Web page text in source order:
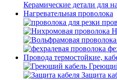
Керамические детали для
Нагревательная проволока
Провода термостойкие,
Защита